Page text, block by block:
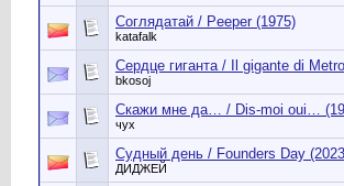
Соглядатай / Peeper (1975)
katafalk
Сердце гиганта / Il gigante di
bkosoj
Скажи мне да… / Dis-moi oui…
чух
Судный день / Founders Day
ДИДЖЕЙ